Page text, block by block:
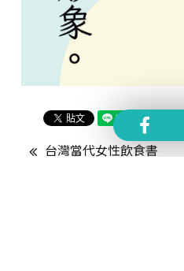
台灣當代女性飲食書